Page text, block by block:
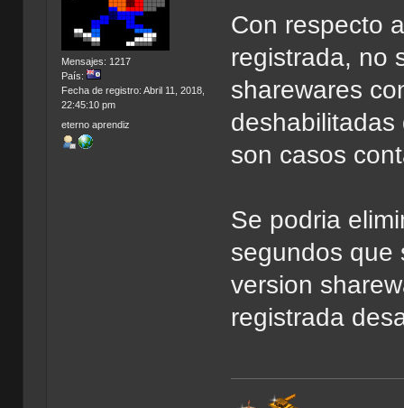
Mensajes: 1217
País:
Fecha de registro: Abril 11, 2018,
22:45:10 pm
eterno aprendiz
Con respecto
registrada, no
sharewares
son casos
Se podria
segundos que
version
registrada